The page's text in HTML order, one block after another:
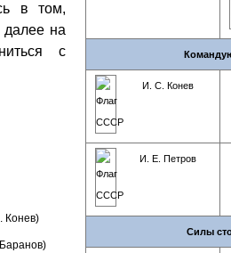
И. С. Конев
И. Е. Петров
Силы
в том,
на
с
Конев)